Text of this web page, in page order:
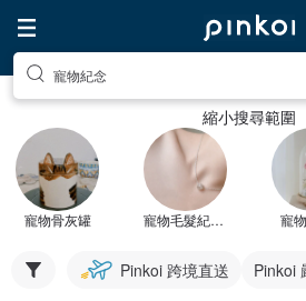
寵物紀念
縮小搜尋範圍
寵物骨灰罐 寵物毛髮紀念品 寵
Pinkoi 跨境直送 Pinkoi